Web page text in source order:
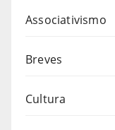
Associativismo
Breves
Cultura